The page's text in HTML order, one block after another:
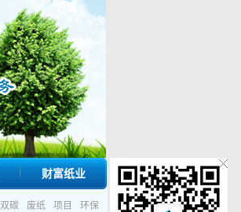
财富纸业
双碳 废纸 项目 环保